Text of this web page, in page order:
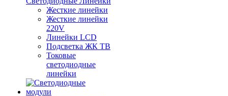
Жесткие линейки
Жесткие линейки
220V
Линейки LCD
Подсветка ЖК ТВ
Токовые
светодиодные
линейки